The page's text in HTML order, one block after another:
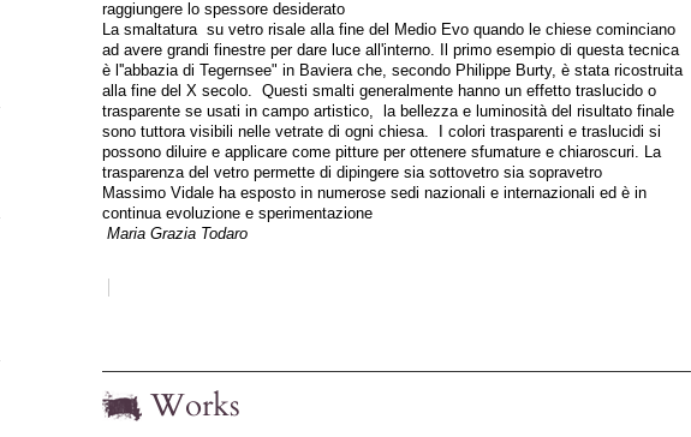
raggiungere lo spessore desiderato
La smaltatura su vetro risale alla fine del Medio Evo quando le chiese cominciano
ad avere grandi finestre per dare luce all'interno. Il primo esempio di questa tecnica
è l''abbazia di Tegernsee" in Baviera che, secondo Philippe Burty, è stata ricostruita
alla fine del X secolo. Questi smalti generalmente hanno un effetto traslucido o
trasparente se usati in campo artistico,
la bellezza e luminosità del risultato finale
sono tuttora visibili nelle vetrate di ogni chiesa.
I colori trasparenti e traslucidi si
possono diluire e applicare come pitture per ottenere sfumature e chiaroscuri. La
trasparenza del vetro permette di dipingere sia sottovetro sia sopravetro
Massimo Vidale ha esposto in numerose sedi nazionali e internazionali ed è in
continua evoluzione e sperimentazione
Maria Grazia Todaro
Works